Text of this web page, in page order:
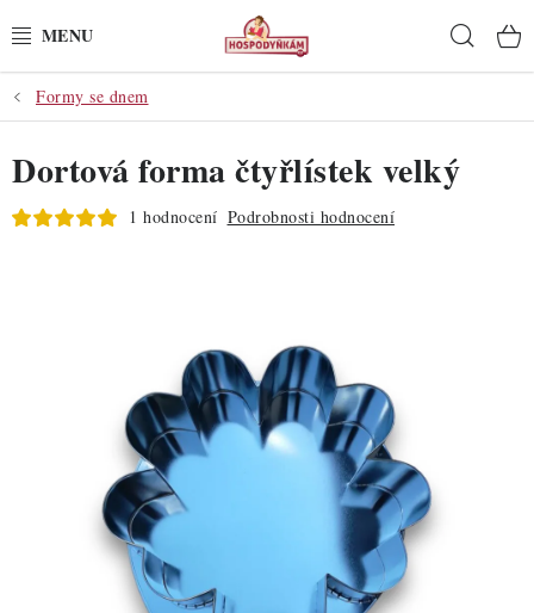
na
POTŘEBY
POMŮCKY
SUROVINY
DO KUCHYNĚ
POCHUTINY
ZDRAVÉ PEČENÍ
DÁRKOVÉ POUKAZY
Formy se dnem
Dortová forma čtyřlístek velký
1 hodnocení Podrobnosti hodnocení